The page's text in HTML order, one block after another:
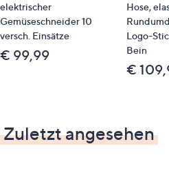
elektrischer
Gemüseschneider 10
versch. Einsätze
€ 99,99
Hose,
Logo-
Bein
€
Zuletzt angesehen